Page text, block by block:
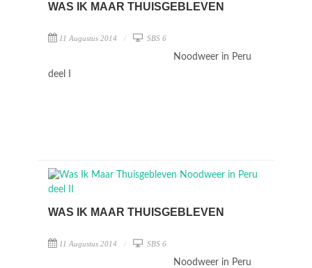
WAS IK MAAR THUISGEBLEVEN
11 Augustus 2014 SBS 6
Noodweer in Peru
deel I
WAS IK MAAR THUISGEBLEVEN
11 Augustus 2014 SBS 6
Noodweer in Peru